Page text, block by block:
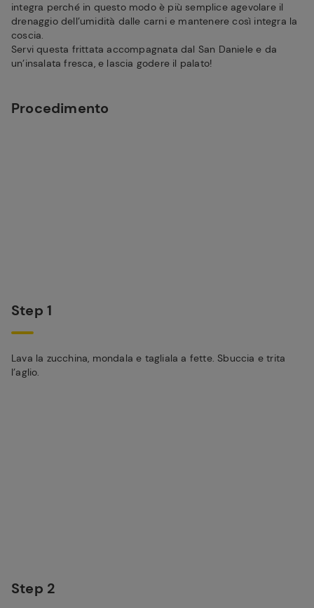
integra perché in questo modo è più semplice agevolare il
drenaggio dell’umidità dalle carni e mantenere così integra la
coscia.
Servi questa frittata accompagnata dal San Daniele e da
un’insalata fresca, e lascia godere il palato!
Procedimento
Step 1
Lava la zucchina, mondala e tagliala a fette. Sbuccia e trita
l’aglio.
Step 2